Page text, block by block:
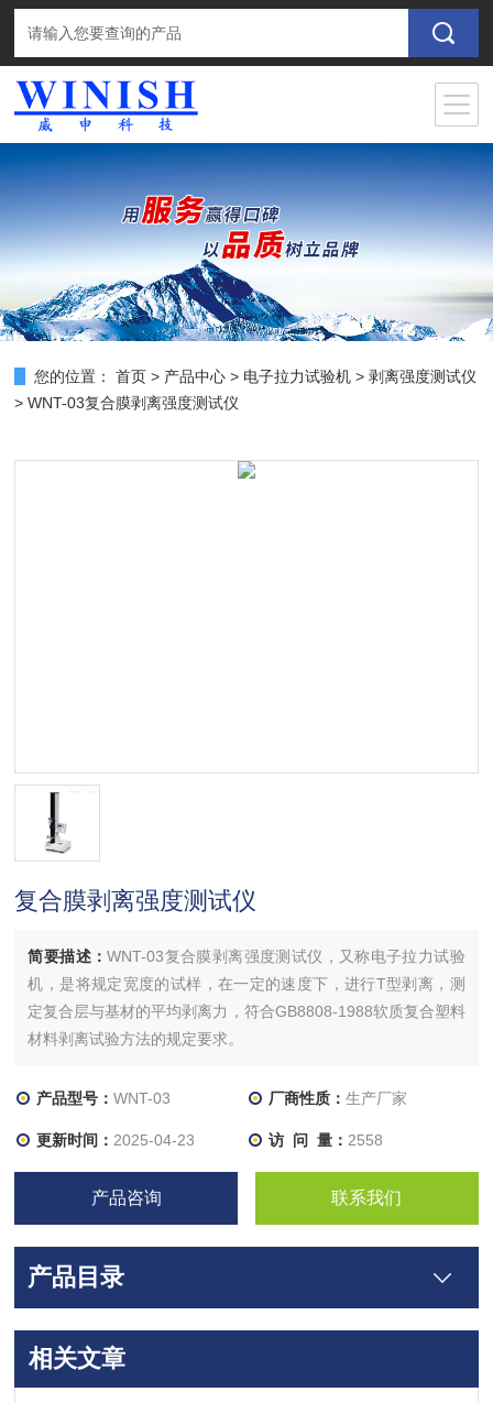
您的位置： 首页 > 产品中心 > 电子拉力试验机 >剥离强度测试仪
> WNT-03复合膜剥离强度测试仪
复合膜剥离强度测试仪
简要描述：WNT-03复合膜剥离强度测试仪，又称电子拉力试验
机，是将规定宽度的试样，在一定的速度下，进行T型剥离，测
定复合层与基材的平均剥离力，符合GB8808-1988软质复合塑料
材料剥离试验方法的规定要求。
产品型号：WNT-03 厂商性质： 生产厂家
更新时间： 2025-04-23 访 问 量： 2558
产品咨询 联系我们
产品目录
相关文章